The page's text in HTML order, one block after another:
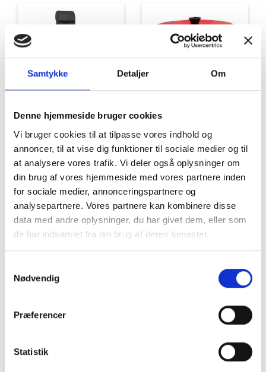
Samtykke Detaljer Om
Denne hjemmeside bruger cookies
Vi bruger cookies til at tilpasse vores indhold og
annoncer, til at vise dig funktioner til sociale medier og til
at analysere vores trafik. Vi deler også oplysninger om
din brug af vores hjemmeside med vores partnere inden
for sociale medier, annonceringspartnere og
analysepartnere. Vores partnere kan kombinere disse
data med andre oplysninger, du har givet dem, eller som
de har indsamlet fra din brug af deres tjenester.
Nødvendig
Præferencer
Statistik
Grill og Tilbehør Indvendigt Udstyr
Udvendigt Udstyr Camp System